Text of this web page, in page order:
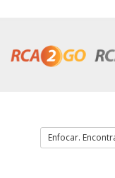
Enfocar.